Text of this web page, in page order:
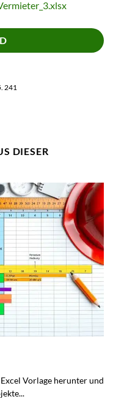
241
DIESER
Vorlage herunter und